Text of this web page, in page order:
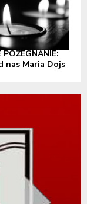
nas Maria Dojs